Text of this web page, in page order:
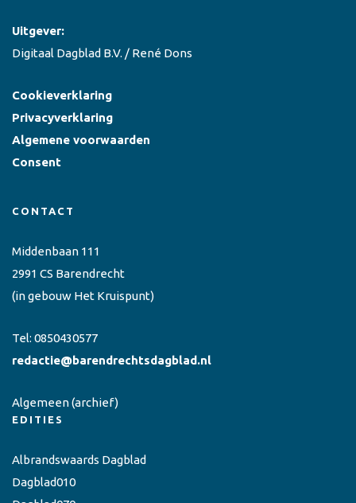
Uitgever:
Digitaal Dagblad B.V. / René Dons
Cookieverklaring
Privacyverklaring
Algemene voorwaarden
Consent
CONTACT
Middenbaan 111
2991 CS Barendrecht
(in gebouw Het Kruispunt)
Tel: 0850430577
redactie@barendrechtsdagblad.nl
Algemeen(archief)
EDITIES
Albrandswaards Dagblad
Dagblad010